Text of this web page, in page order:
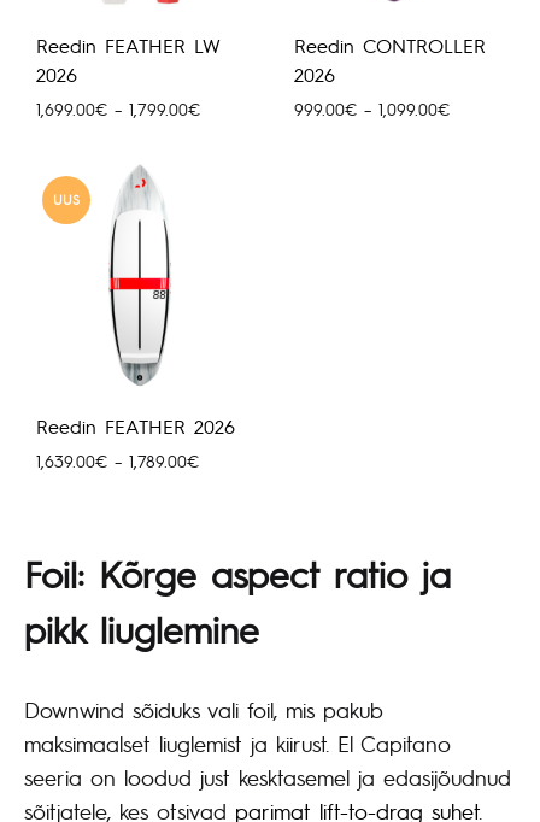
Reedin FEATHER LW
2026
1,699.00€ – 1,799.00€Hinnavahemik:
Reedin CONTROLLER
2026
999.00€ – 1,099.00€
UUS
Reedin FEATHER 2026
1,639.00€ – 1,789.00€Hinnavahemik:
Foil: Kõrge aspect ratio ja
pikk liuglemine
Downwind sõiduks vali foil, mis pakub
maksimaalset liuglemist ja kiirust. El Capitano
seeria on loodud just kesktasemel ja edasijõudnud
sõitjatele, kes otsivad parimat lift-to-drag suhet.